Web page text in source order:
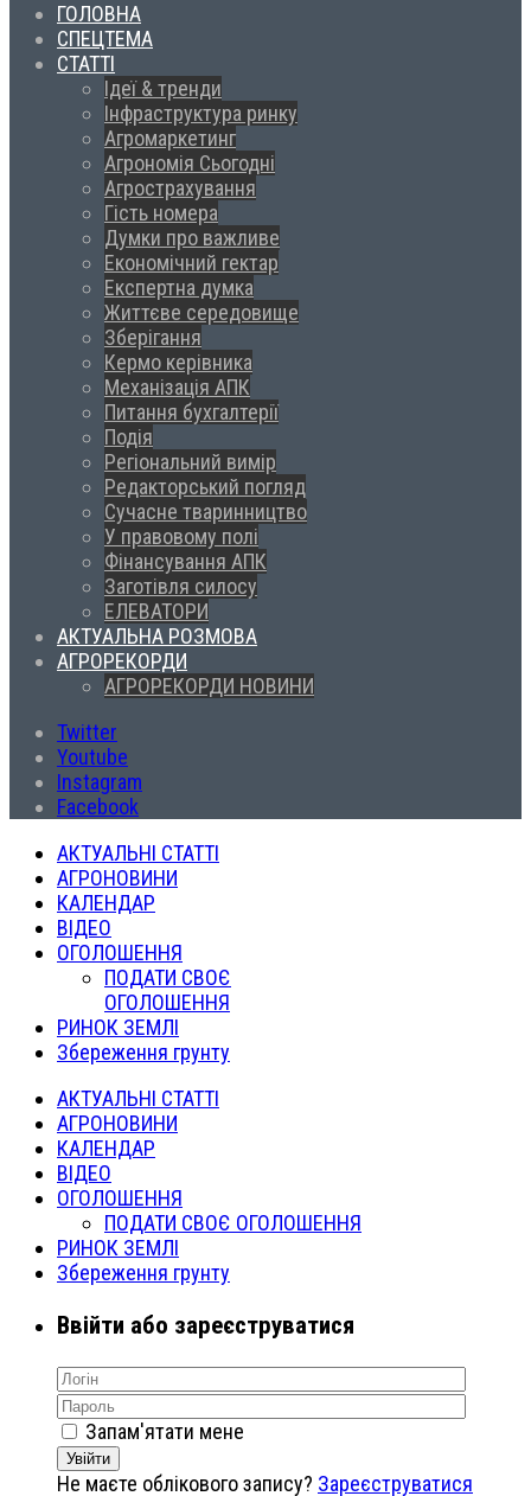
ГОЛОВНА
СПЕЦТЕМА
СТАТТІ
Ідеї & тренди
Інфраструктура ринку
Агромаркетинг
Агрономія Сьогодні
Агрострахування
Гість номера
Думки про важливе
Економічний гектар
Експертна думка
Життєве середовище
Зберігання
Кермо керівника
Механізація АПК
Питання бухгалтерії
Подія
Регіональний вимір
Редакторський погляд
Сучасне тваринництво
У правовому полі
Фінансування АПК
Заготівля силосу
ЕЛЕВАТОРИ
АКТУАЛЬНА РОЗМОВА
АГРОРЕКОРДИ
АГРОРЕКОРДИ НОВИНИ
Twitter
Youtube
Instagram
Facebook
АКТУАЛЬНІ СТАТТІ
АГРОНОВИНИ
КАЛЕНДАР
ВІДЕО
ОГОЛОШЕННЯ
ПОДАТИ СВОЄ
ОГОЛОШЕННЯ
РИНОК ЗЕМЛІ
Збереження грунту
АКТУАЛЬНІ СТАТТІ
АГРОНОВИНИ
КАЛЕНДАР
ВІДЕО
ОГОЛОШЕННЯ
ПОДАТИ СВОЄ ОГОЛОШЕННЯ
РИНОК ЗЕМЛІ
Збереження грунту
Ввійти або зареєструватися
Запам'ятати мене
Увійти
Не маєте облікового запису? Зареєструватися